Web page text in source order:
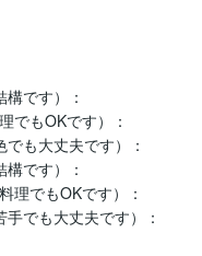
です）：
でもOKです）：
も大丈夫です）：
です）：
理でもOKです）：
でも大丈夫です）：